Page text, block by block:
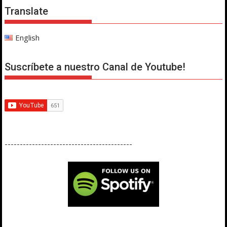
Translate
English
Suscríbete a nuestro Canal de Youtube!
------------------------------------------